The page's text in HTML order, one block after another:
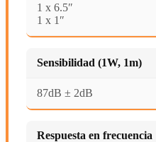
1 x 6.5″
1 x 1″
Sensibilidad (1W, 1m)
87dB ± 2dB
Respuesta en frecuencia